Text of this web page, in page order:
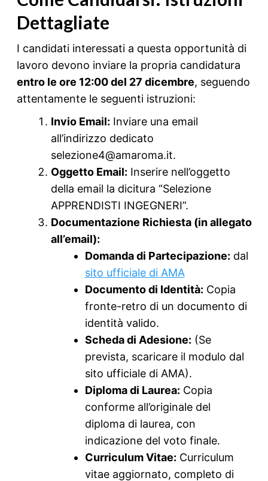
Dettagliate
I candidati interessati a questa opportunità di
lavoro devono inviare la propria candidatura
entro le ore 12:00 del 27 dicembre, seguendo
attentamente le seguenti istruzioni:
Invio Email: Inviare una email
all’indirizzo dedicato
selezione4@amaroma.it.
Oggetto Email: Inserire nell’oggetto
della email la dicitura “Selezione
APPRENDISTI INGEGNERI”.
Documentazione Richiesta (in allegato
all’email):
Domanda di Partecipazione: dal
sito ufficiale di AMA
Documento di Identità: Copia
fronte-retro di un documento di
identità valido.
Scheda di Adesione: (Se
prevista, scaricare il modulo dal
sito ufficiale di AMA).
Diploma di Laurea: Copia
conforme all’originale del
diploma di laurea, con
indicazione del voto finale.
Curriculum Vitae: Curriculum
vitae aggiornato, completo di